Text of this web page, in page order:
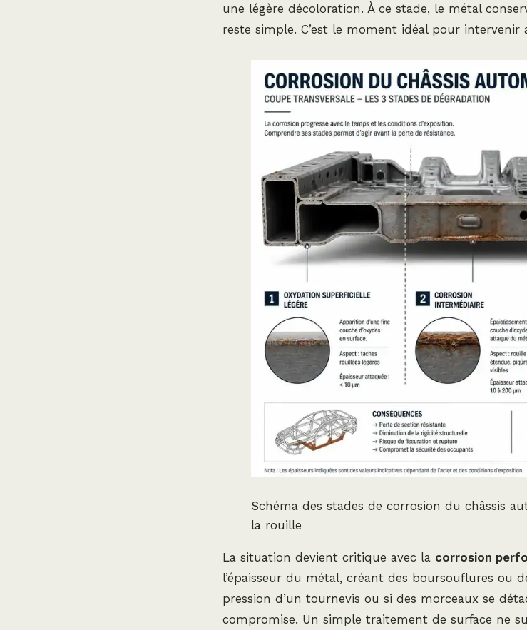
une légère décoloration. À ce stade, le métal
reste simple. C’est le moment idéal pour intervenir
Schéma des stades de corrosion du châssis
la rouille
La situation devient critique avec la corrosion
l’épaisseur du métal, créant des boursouflures ou
pression d’un tournevis ou si des morceaux se
compromise. Un simple traitement de surface ne